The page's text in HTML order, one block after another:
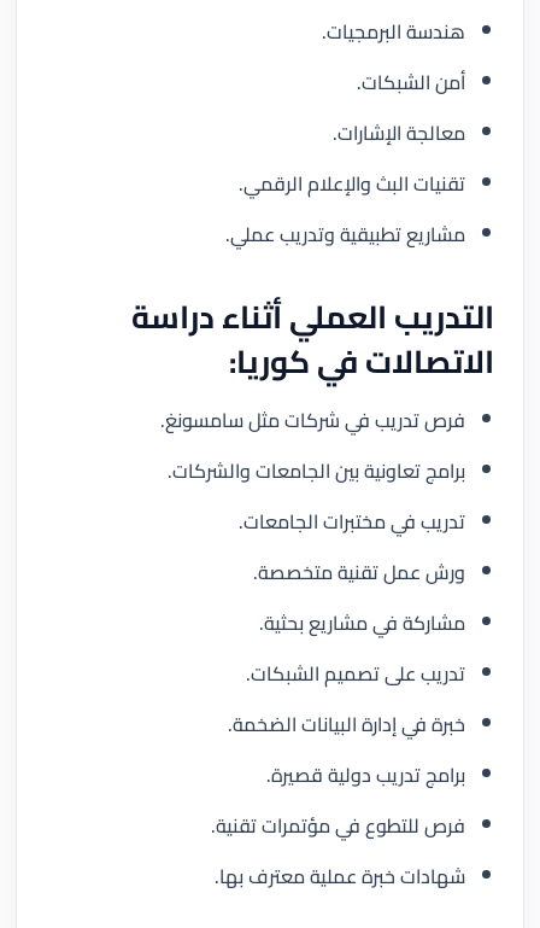
هندسة البرمجيات.
أمن الشبكات.
معالجة الإشارات.
تقنيات البث والإعلام الرقمي.
مشاريع تطبيقية وتدريب عملي.
التدريب العملي أثناء دراسة
الاتصالات في كوريا:
فرص تدريب في شركات مثل سامسونغ.
برامج تعاونية بين الجامعات والشركات.
تدريب في مختبرات الجامعات.
ورش عمل تقنية متخصصة.
مشاركة في مشاريع بحثية.
تدريب على تصميم الشبكات.
خبرة في إدارة البيانات الضخمة.
برامج تدريب دولية قصيرة.
فرص للتطوع في مؤتمرات تقنية.
شهادات خبرة عملية معترف بها.